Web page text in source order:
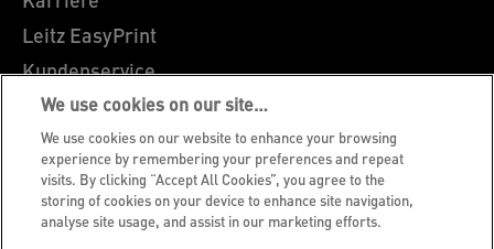
Leitz EasyPrint
Kundenservice
Hinweise zum Verpackungsrecycling
Garantiebedingungen
Konformitätserklärungen
Sitemap
We use cookies on our site…
We use cookies on our website to enhance your browsing
experience by remembering your preferences and repeat
visits. By clicking “Accept All Cookies”, you agree to the
storing of cookies on your device to enhance site navigation,
analyse site usage, and assist in our marketing efforts.